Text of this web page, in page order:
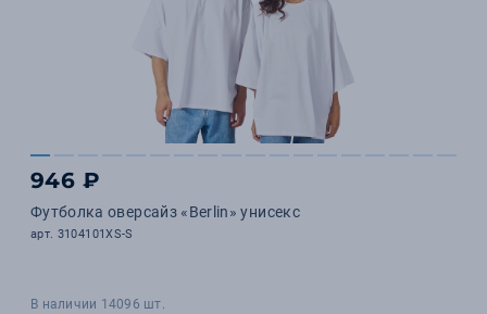
946 ₽
Футболка оверсайз «Berlin» унисекс
арт. 3104101XS-S
В наличии 14096 шт.